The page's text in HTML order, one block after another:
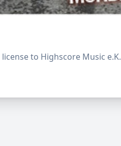
to Highscore Music e.K.